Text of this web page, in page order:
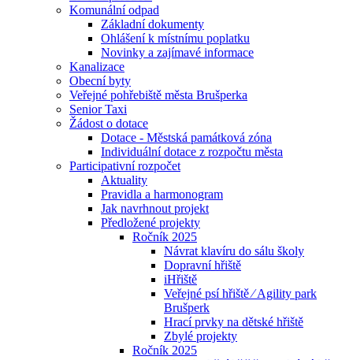
Komunální odpad
Základní dokumenty
Ohlášení k místnímu poplatku
Novinky a zajímavé informace
Kanalizace
Obecní byty
Veřejné pohřebiště města Brušperka
Senior Taxi
Žádost o dotace
Dotace - Městská památková zóna
Individuální dotace z rozpočtu města
Participativní rozpočet
Aktuality
Pravidla a harmonogram
Jak navrhnout projekt
Předložené projekty
Ročník 2025
Návrat klavíru do sálu školy
Dopravní hřiště
iHřiště
Veřejné psí hřiště ⁄ Agility park
Brušperk
Hrací prvky na dětské hřiště
Zbylé projekty
Ročník 2025